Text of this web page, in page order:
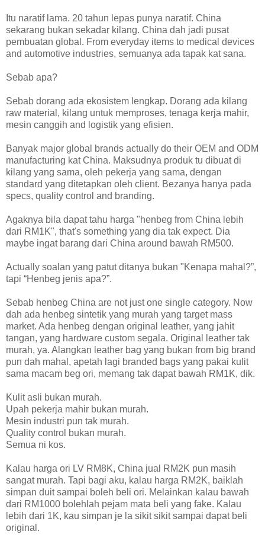
Itu naratif lama. 20 tahun lepas punya naratif. China
sekarang bukan sekadar kilang. China dah jadi pusat
pembuatan global. From everyday items to medical devices
and automotive industries, semuanya ada tapak kat sana.
Sebab apa?
Sebab dorang ada ekosistem lengkap. Dorang ada kilang
raw material, kilang untuk memproses, tenaga kerja mahir,
mesin canggih and logistik yang efisien.
Banyak major global brands actually do their OEM and ODM
manufacturing kat China. Maksudnya produk tu dibuat di
kilang yang sama, oleh pekerja yang sama, dengan
standard yang ditetapkan oleh client. Bezanya hanya pada
specs, quality control and branding.
Agaknya bila dapat tahu harga "henbeg from China lebih
dari RM1K", that's something yang dia tak expect. Dia
maybe ingat barang dari China around bawah RM500.
Actually soalan yang patut ditanya bukan "Kenapa mahal?”,
tapi “Henbeg jenis apa?”.
Sebab henbeg China are not just one single category. Now
dah ada henbeg sintetik yang murah yang target mass
market. Ada henbeg dengan original leather, yang jahit
tangan, yang hardware custom segala. Original leather tak
murah, ya. Alangkan leather bag yang bukan from big brand
pun dah mahal, apetah lagi branded bags yang pakai kulit
sama macam beg ori, memang tak dapat bawah RM1K, dik.
Kulit asli bukan murah.
Upah pekerja mahir bukan murah.
Mesin industri pun tak murah.
Quality control bukan murah.
Semua ni kos.
Kalau harga ori LV RM8K, China jual RM2K pun masih
sangat murah. Tapi bagi aku, kalau harga RM2K, baiklah
simpan duit sampai boleh beli ori. Melainkan kalau bawah
dari RM1000 bolehlah pejam mata beli yang fake. Kalau
lebih dari 1K, kau simpan je la sikit sikit sampai dapat beli
original.